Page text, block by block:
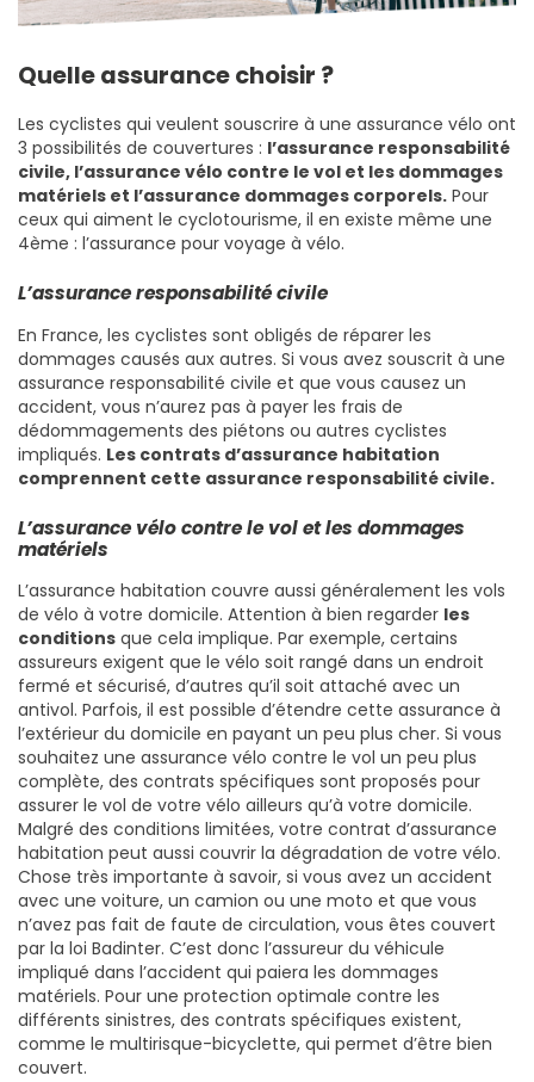
Quelle assurance choisir ?
Les cyclistes qui veulent souscrire à une assurance vélo ont
3 possibilités de couvertures : l’assurance responsabilité
civile, l’assurance vélo contre le vol et les dommages
matériels et l’assurance dommages corporels. Pour
ceux qui aiment le cyclotourisme, il en existe même une
4ème : l’assurance pour voyage à vélo.
L’assurance responsabilité civile
En France, les cyclistes sont obligés de réparer les
dommages causés aux autres. Si vous avez souscrit à une
assurance responsabilité civile et que vous causez un
accident, vous n’aurez pas à payer les frais de
dédommagements des piétons ou autres cyclistes
impliqués. Les contrats d’assurance habitation
comprennent cette assurance responsabilité civile.
L’assurance vélo contre le vol et les dommages
matériels
L’assurance habitation couvre aussi généralement les vols
de vélo à votre domicile. Attention à bien regarder les
conditions que cela implique. Par exemple, certains
assureurs exigent que le vélo soit rangé dans un endroit
fermé et sécurisé, d’autres qu’il soit attaché avec un
antivol. Parfois, il est possible d’étendre cette assurance à
l’extérieur du domicile en payant un peu plus cher. Si vous
souhaitez une assurance vélo contre le vol un peu plus
complète, des contrats spécifiques sont proposés pour
assurer le vol de votre vélo ailleurs qu’à votre domicile.
Malgré des conditions limitées, votre contrat d’assurance
habitation peut aussi couvrir la dégradation de votre vélo.
Chose très importante à savoir, si vous avez un accident
avec une voiture, un camion ou une moto et que vous
n’avez pas fait de faute de circulation, vous êtes couvert
par la loi Badinter. C’est donc l’assureur du véhicule
impliqué dans l’accident qui paiera les dommages
matériels. Pour une protection optimale contre les
différents sinistres, des contrats spécifiques existent,
comme le multirisque-bicyclette, qui permet d’être bien
couvert.